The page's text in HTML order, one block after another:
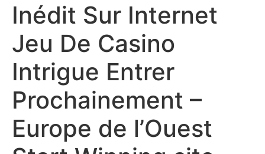
Inédit Sur Internet
Jeu De Casino
Intrigue Entrer
Prochainement –
Europe de l’Ouest